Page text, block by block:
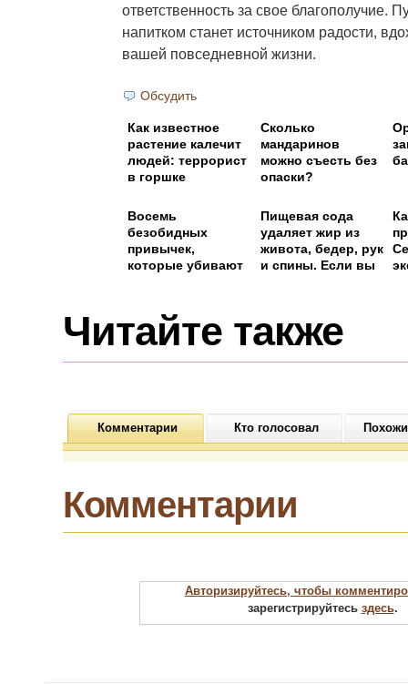
ответственность за свое благополучие.
напитком станет источником радости,
вашей повседневной жизни.
Обсудить
Как известное
растение калечит
людей: террорист
в горшке
Сколько
мандаринов
можно съесть без
опаски?
Восемь
безобидных
привычек,
которые убивают
Пищевая сода
удаляет жир из
живота, бедер, рук
и спины. Если вы
Читайте также
Комментарии Кто голосовал
Комментарии
Авторизируйтесь, чтобы
зарегистрируйтесь здесь.